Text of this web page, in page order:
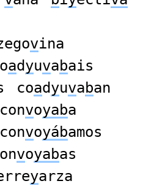
vina
adyuvabais
coadyuvaban
convoyaba
convoyábamos
voyabas
yarza